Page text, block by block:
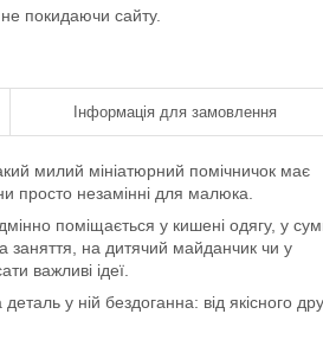
покидаючи сайту.
Інформація для замовлення
милий мініатюрний помічничок має
просто незамінні для малюка.
поміщається у кишені одягу, у
заняття, на дитячий майданчик чи у
важливі ідеї.
у ній бездоганна: від якісного